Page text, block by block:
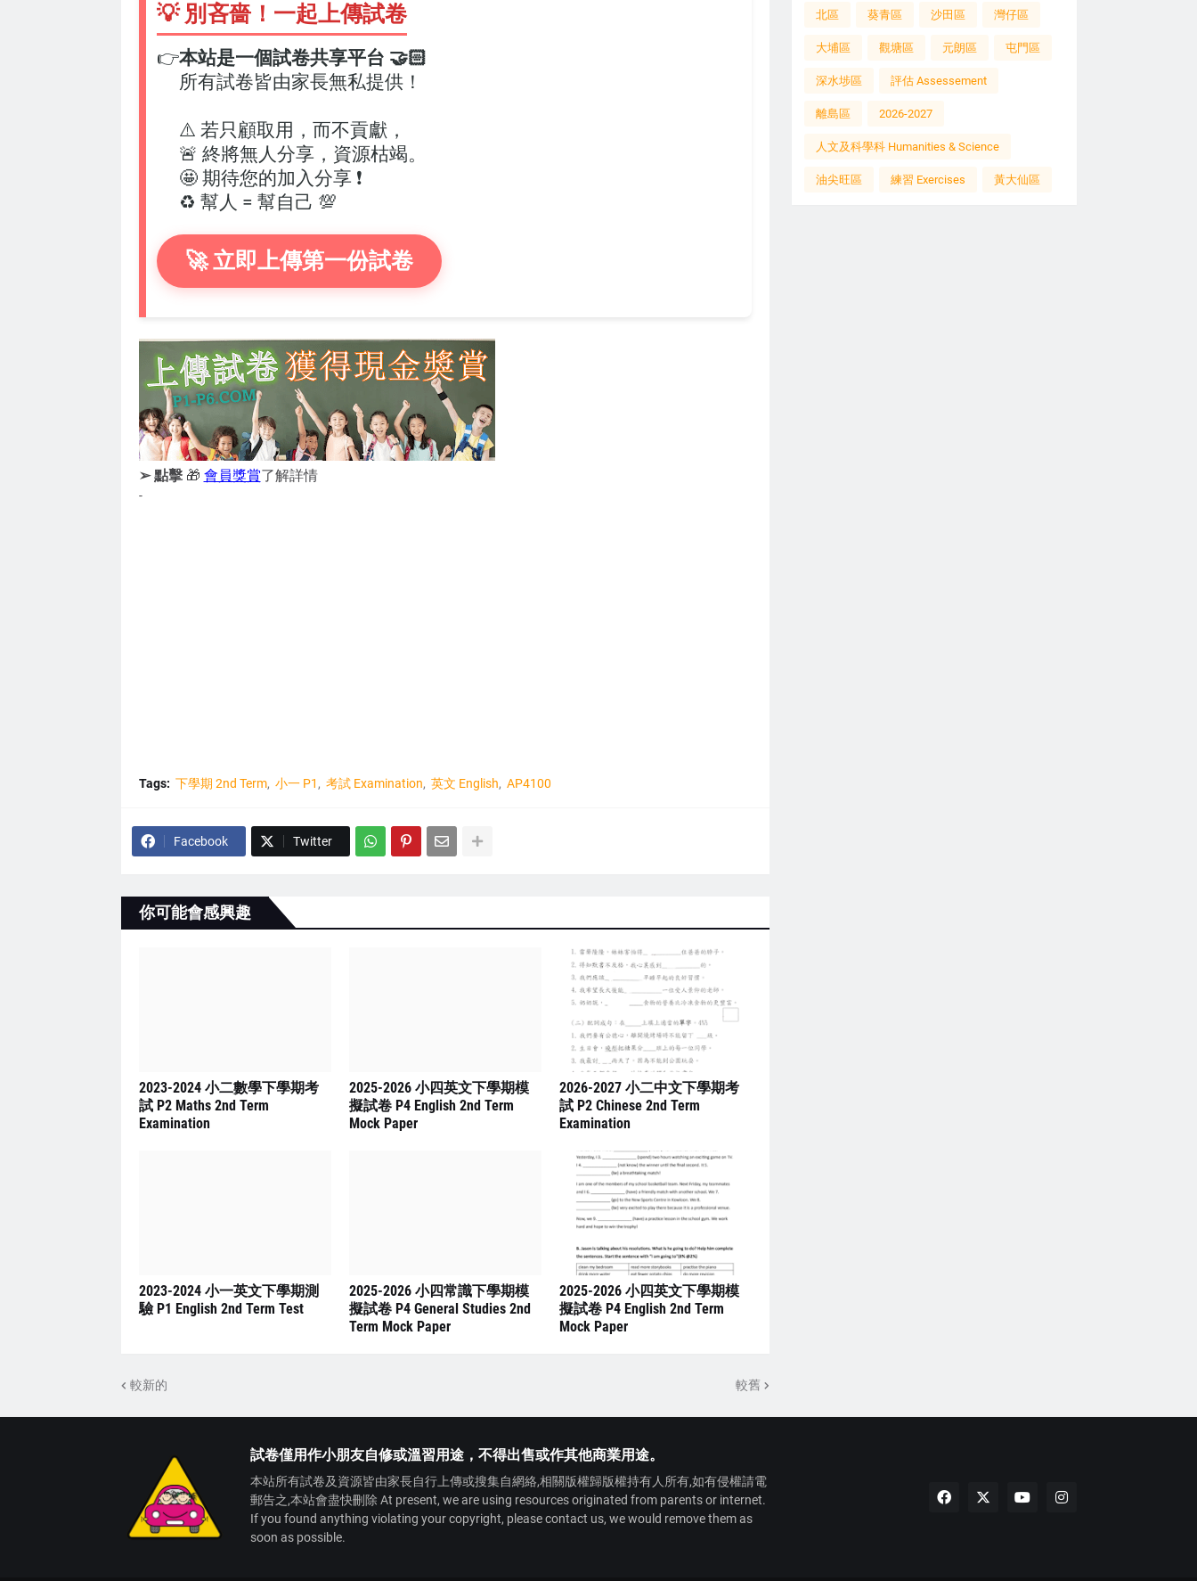
💡 別吝嗇！一起上傳試卷
本站是一個試卷共享平台 🤝🏻
👉
所有試卷皆由家長無私提供！
⚠️ 若只顧取用，而不貢獻，
🚨 終將無人分享，資源枯竭。
🤩 期待您的加入分享 ❗
♻️ 幫人 = 幫自己 💯
🚀 立即上傳第一份試卷
➢ 點擊 🎁 會員獎賞了解詳情
-
Tags: 下學期 2nd Term 小一 P1 考試 Examination 英文 English AP4100
Facebook Twitter
你可能會感興趣
2023-2024 小二數學下學期考
試 P2 Maths 2nd Term
Examination
2025-2026 小四英文下學期模
擬試卷 P4 English 2nd Term
Mock Paper
2026-2027 小二中文下學期考
試 P2 Chinese 2nd Term
Examination
2023-2024 小一英文下學期測
驗 P1 English 2nd Term Test
2025-2026 小四常識下學期模
擬試卷 P4 General Studies 2nd
Term Mock Paper
2025-2026 小四英文下學期模
擬試卷 P4 English 2nd Term
Mock Paper
較新的 較舊
北區 葵青區 沙田區 灣仔區
大埔區 觀塘區 元朗區 屯門區
深水埗區 評估 Assessement
離島區 2026-2027
人文及科學科 Humanities & Science
油尖旺區 練習 Exercises 黃大仙區
試卷僅用作小朋友自修或溫習用途，不得出售或作其他商業用途。
本站所有試卷及資源皆由家長自行上傳或搜集自網絡,相關版權歸版權持有人所有,如有侵權請電
郵告之,本站會盡快刪除 At present, we are using resources originated from parents or internet.
If you found anything violating your copyright, please contact us, we would remove them as
soon as possible.